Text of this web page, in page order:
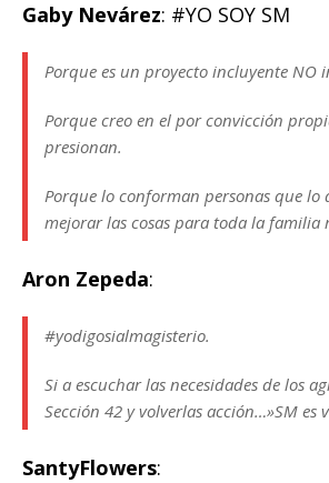
Gaby Nevárez: #YO SOY SM
Porque es un proyecto incluyente NO
Porque creo en el por convicción
presionan.
Porque lo conforman personas que lo
mejorar las cosas para toda la familia
Aron Zepeda:
#yodigosialmagisterio.
Si a escuchar las necesidades de los
Sección 42 y volverlas acción…»SM es
SantyFlowers: